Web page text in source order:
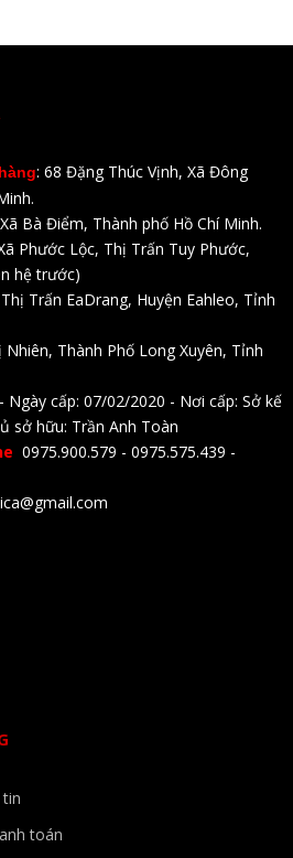
: 68 Đặng Thúc Vịnh, Xã Đông
Bà Điểm, Thành phố Hồ Chí Minh.
Phước Lộc, Thị Trấn Tuy Phước,
hệ trước)
Trấn EaDrang, Huyện Eahleo, Tỉnh
Nhiên, Thành Phố Long Xuyên, Tỉnh
Ngày cấp: 07/02/2020 - Nơi cấp: Sở kế
sở hữu: Trần Anh Toàn
0975.900.579 - 0975.575.439 -
toán